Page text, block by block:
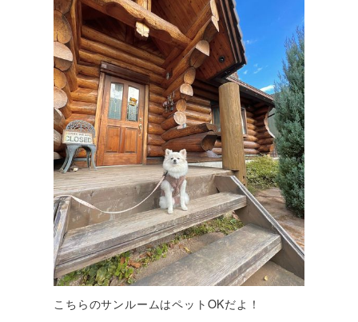
こちらのサンルームはペットOKだよ！